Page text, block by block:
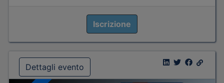
Iscrizione
Dettagli evento